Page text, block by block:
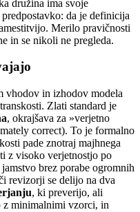
družina ima svoje
da je definicija
Merilo pravičnosti
in se nikoli ne pregleda.
vhodov in izhodov modela
Zlati standard je
, okrajšava za »verjetno
correct). To je formalno
pade znotraj majhnega
z visoko verjetnostjo po
brez porabe ogromnih
revizorji se delijo na dva
, ki preverijo, ali
z minimalnimi vzorci, in